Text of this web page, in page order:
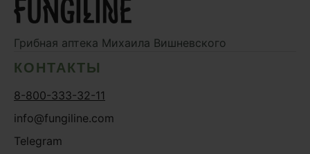
Грибная аптека Михаила Вишневского
КОНТАКТЫ
8-800-333-32-11
info@fungiline.com
Telegram